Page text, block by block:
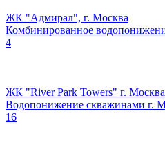
ЖК "Адмирал", г. Москва
Комбинированное
4
ЖК "River Park Towers" г. Москва
Водопонижение скважинами г.
16